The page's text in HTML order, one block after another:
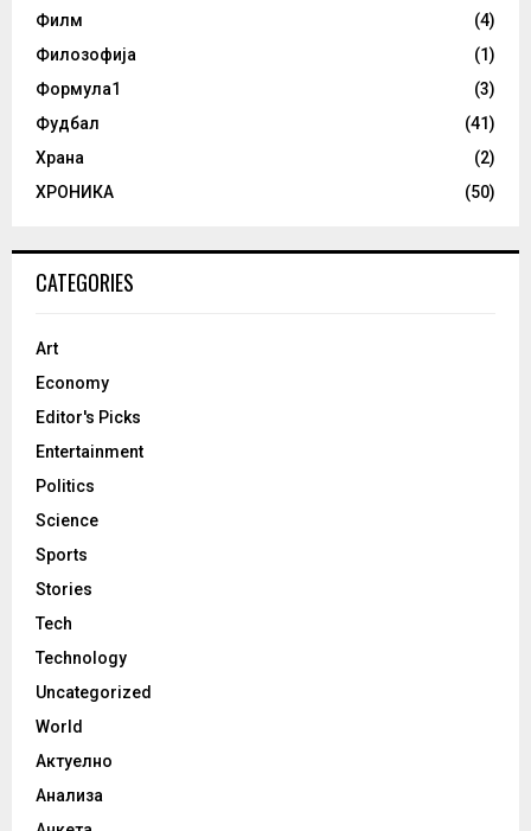
Филм
(4)
Филозофија
(1)
Формула1
(3)
Фудбал
(41)
Храна
(2)
ХРОНИКА
(50)
CATEGORIES
Art
Economy
Editor's Picks
Entertainment
Politics
Science
Sports
Stories
Tech
Technology
Uncategorized
World
Актуелно
Анализа